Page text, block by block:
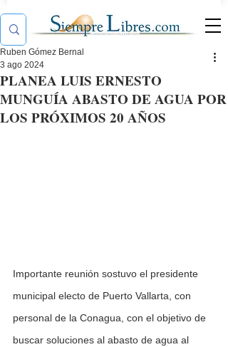
PLANEA LUIS ERNESTO
MUNGUÍA ABASTO DE AGUA POR
LOS PRÓXIMOS 20 AÑOS
Ruben Gómez Bernal
3 ago 2024
Importante reunión sostuvo el presidente
municipal electo de Puerto Vallarta, con
personal de la Conagua, con el objetivo de
buscar soluciones al abasto de agua al